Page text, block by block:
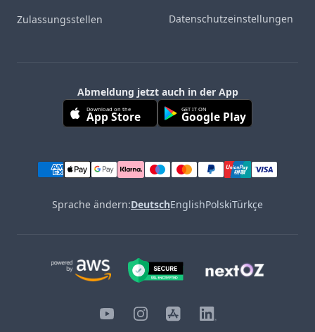
Zulassungsstellen Datenschutzeinstellungen
Abmeldung jetzt auch in der App
Download on the
App Store GET IT ON
Google Play
Sprache ändern:DeutschEnglishPolskiTürkçe
YouTubeInstagram
iOS LinkedIn